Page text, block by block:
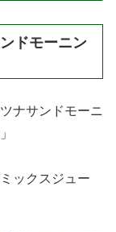
ドモーニン
ナサンドモーニ
ックスジュー